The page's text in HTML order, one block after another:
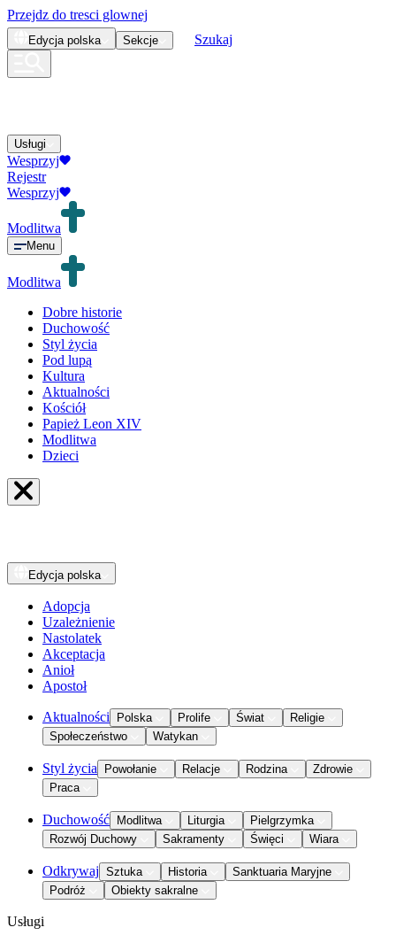
Przejdz do tresci glownej
Edycja polska Sekcje Szukaj
Usługi
Wesprzyj
Rejestr
Wesprzyj
Modlitwa
Menu
Modlitwa
Dobre historie
Duchowość
Styl życia
Pod lupą
Kultura
Aktualności
Kościół
Papież Leon XIV
Modlitwa
Dzieci
Edycja polska
Adopcja
Uzależnienie
Nastolatek
Akceptacja
Anioł
Apostoł
Aktualności Polska Prolife Świat
Religie
Społeczeństwo
Watykan
Styl życia Powołanie Relacje Rodzina
Zdrowie
Praca
Duchowość Modlitwa Liturgia
Pielgrzymka
Rozwój Duchowy
Sakramenty Święci Wiara
Odkrywaj Sztuka Historia
Sanktuaria Maryjne
Podróż
Obiekty sakralne
Usługi